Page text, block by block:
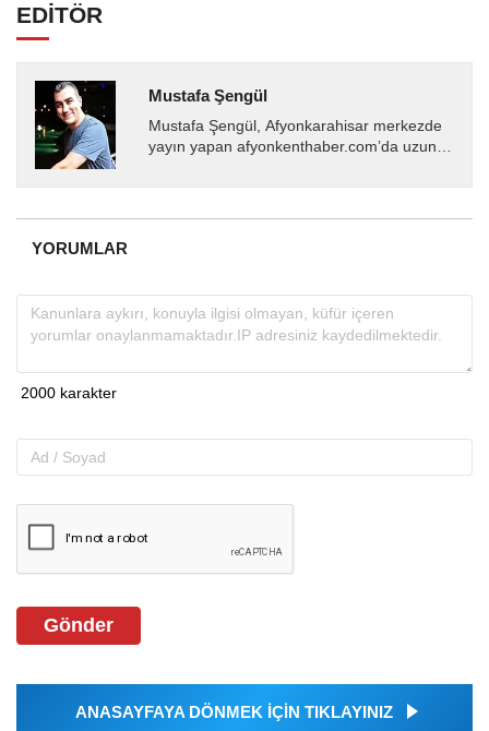
EDİTÖR
Mustafa Şengül
Mustafa Şengül, Afyonkarahisar merkezde
yayın yapan afyonkenthaber.com’da uzun
almakta, haber akışı...
YORUMLAR
Gönder
ANASAYFAYA DÖNMEK İÇİN TIKLAYINIZ